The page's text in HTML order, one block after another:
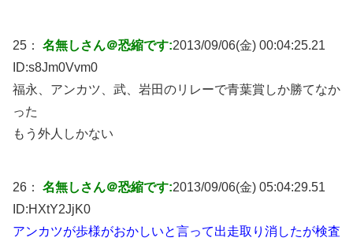
25： 名無しさん＠恐縮です:2013/09/06(金) 00:04:25.21
ID:s8Jm0Vvm0
福永、アンカツ、武、岩田のリレーで青葉賞しか勝てなか
った
もう外人しかない
26： 名無しさん＠恐縮です:2013/09/06(金) 05:04:29.51
ID:HXtY2JjK0
アンカツが歩様がおかしいと言って出走取り消したが検査